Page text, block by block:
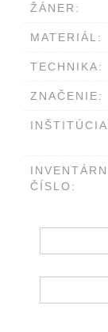
ŽÁNER:
MATERIÁL:
TECHNIKA:
ZNAČENIE:
ČÍSLO: